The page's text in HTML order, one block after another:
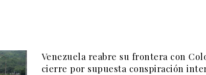
Venezuela reabre su frontera con
cierre por supuesta conspiración